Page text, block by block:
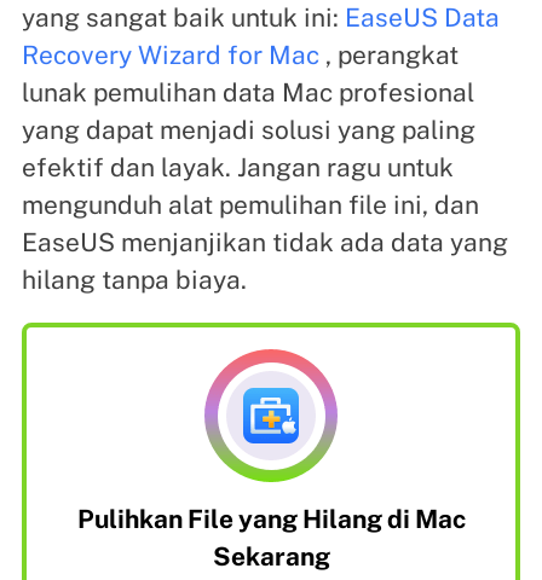
yang sangat baik untuk ini: EaseUS Data
Recovery Wizard for Mac, perangkat
lunak pemulihan data Mac profesional
yang dapat menjadi solusi yang paling
efektif dan layak. Jangan ragu untuk
mengunduh alat pemulihan file ini, dan
EaseUS menjanjikan tidak ada data yang
hilang tanpa biaya.
Pulihkan File yang Hilang di Mac
Sekarang